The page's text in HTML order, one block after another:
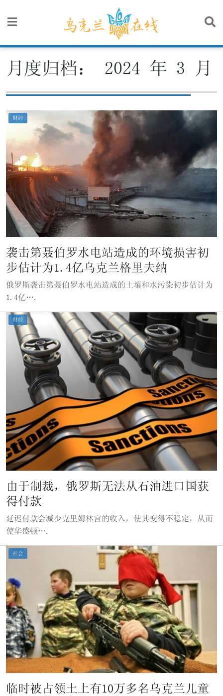
月度归档： 2024 年 3 月
财经
袭击第聂伯罗水电站造成的环境损害初
步估计为1.4亿乌克兰格里夫纳
俄罗斯袭击第聂伯罗水电站造成的土壤和水污染初步估计为
1.4亿….
财经
由于制裁，俄罗斯无法从石油进口国获
得付款
延迟付款会减少克里姆林宫的收入，使其变得不稳定，从而
使华盛顿….
社会
临时被占领土上有10万多名乌克兰儿童